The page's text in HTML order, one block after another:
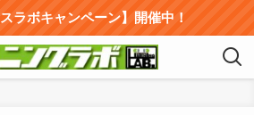
ラボキャンペーン】開催中！